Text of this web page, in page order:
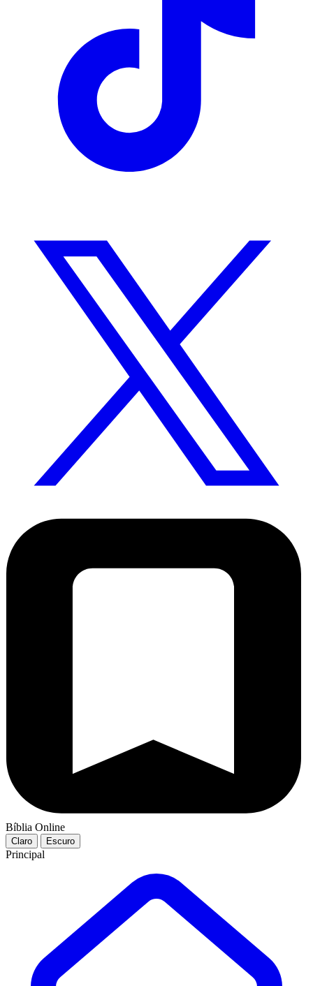
Bíblia Online
Claro Escuro
Principal